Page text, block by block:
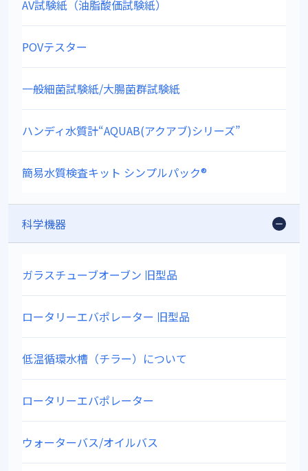
AV試験紙（油脂酸価試験紙）
POVテスター
一般細菌試験紙/大腸菌群試験紙
ハンディ水質計“AQUAB(アクアブ)シリーズ”
簡易水質検査キット シンプルパック®
科学機器
ガラスチューブオーブン 旧型品
ロータリーエバポレーター 旧型品
低温循環水槽（チラー）について
ロータリーエバポレーター
ウォーターバス/オイルバス